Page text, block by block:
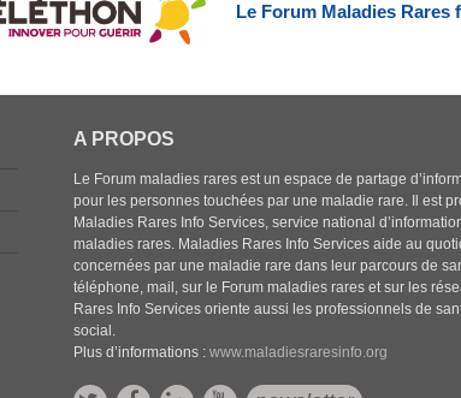
Le Forum Maladies
A PROPOS
Le Forum maladies rares est un espace de partage
pour les personnes touchées par une maladie rare. Il est
Maladies Rares Info Services, service national
maladies rares. Maladies Rares Info Services aide au
concernées par une maladie rare dans leur parcours de
téléphone, mail, sur le Forum maladies rares et sur les
Rares Info Services oriente aussi les professionnels de
social.
Plus d’informations :www.maladiesraresinfo.org